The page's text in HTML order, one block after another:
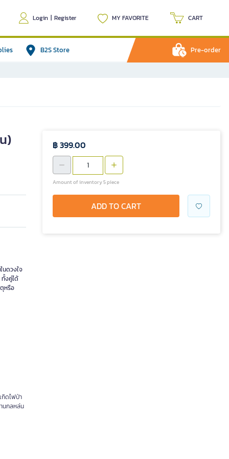
Login | Register MY FAVORITE CART
B2S Store Pre-order
)
นดวงใจ
ทั้งคู่ได้
หรือ
กิดไฟป่า
นกลหล่น
฿ 399.00
Amount of inventory 5 piece
ADD TO CART